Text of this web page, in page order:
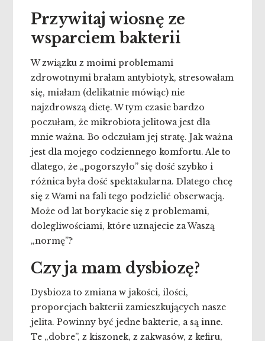
Przywitaj wiosnę ze
wsparciem bakterii
W związku z moimi problemami
zdrowotnymi brałam antybiotyk, stresowałam
się, miałam (delikatnie mówiąc) nie
najzdrowszą dietę. W tym czasie bardzo
poczułam, że mikrobiota jelitowa jest dla
mnie ważna. Bo odczułam jej stratę. Jak ważna
jest dla mojego codziennego komfortu. Ale to
dlatego, że „pogorszyło” się dość szybko i
różnica była dość spektakularna. Dlatego chcę
się z Wami na fali tego podzielić obserwacją.
Może od lat borykacie się z problemami,
dolegliwościami, które uznajecie za Waszą
„normę”?
Czy ja mam dysbiozę?
Dysbioza to zmiana w jakości, ilości,
proporcjach bakterii zamieszkujących nasze
jelita. Powinny być jedne bakterie, a są inne.
Te „dobre”, z kiszonek, z zakwasów, z kefiru,